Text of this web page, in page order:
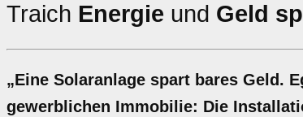
Traich Energie und Geld
„Eine Solaranlage spart bares Geld.
gewerblichen Immobilie: Die